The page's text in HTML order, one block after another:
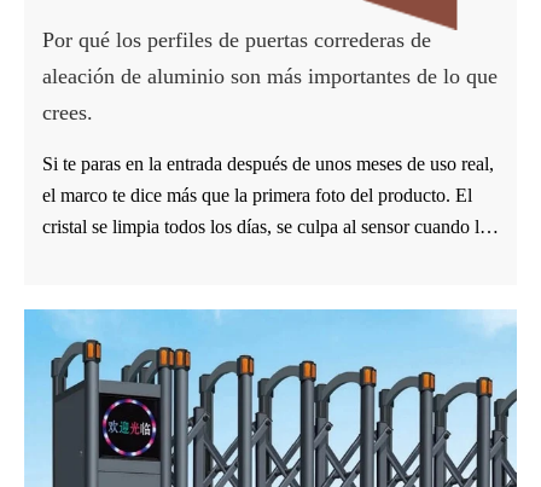
Por qué los perfiles de puertas correderas de
aleación de aluminio son más importantes de lo que
crees.
Si te paras en la entrada después de unos meses de uso real,
el marco te dice más que la primera foto del producto. El
cristal se limpia todos los días, se culpa al sensor cuando la
más silencioso, pero a menudo es donde comienzan los
pequeños problemas: un borde que roza, una línea de
sombra irregular, un panel que necesita otro empujón del
instalador. Si el perfil se eligió solo porque se veía bien en
el dibujo, la entrada puede empezar a sentirse desgastada
mientras el motor…